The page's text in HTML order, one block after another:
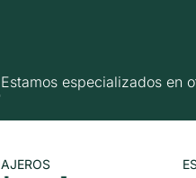
Estamos especializados en